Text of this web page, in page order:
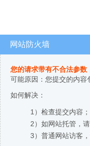
网站防火墙
您的请求带有不合法参数
可能原因：您提交的内容
如何解决：
1）检查提交内容；
2）如网站托管，
3）普通网站访客